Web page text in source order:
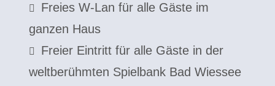
Freies W-Lan für alle Gäste im
ganzen Haus
Freier Eintritt für alle Gäste in der
weltberühmten Spielbank Bad Wiessee